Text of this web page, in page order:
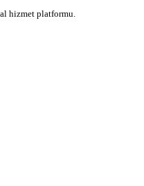
hizmet platformu.